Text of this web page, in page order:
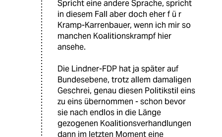
Spricht eine andere Sprache, spricht
in diesem Fall aber doch eher f ü r
Kramp-Karrenbauer, wenn ich mir so
manchen Koalitionskrampf hier
ansehe.
Die Lindner-FDP hat ja später auf
Bundesebene, trotz allem damaligen
Geschrei, genau diesen Politikstil eins
zu eins übernommen - schon bevor
sie nach endlos in die Länge
gezogenen Koalitionsverhandlungen
dann im letzten Moment eine